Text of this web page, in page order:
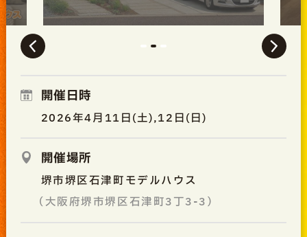
開催日時
2026年4月11日(土),12日(日)
開催場所
堺市堺区石津町モデルハウス
（大阪府堺市堺区石津町3丁3-3）